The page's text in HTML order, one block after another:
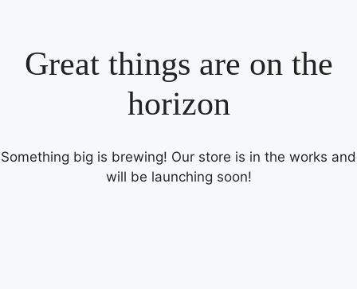
Great things are on the
horizon
Something big is brewing! Our store is in the works and
will be launching soon!